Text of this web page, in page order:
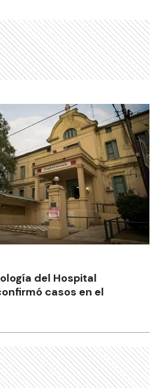
del Hospital
casos en el